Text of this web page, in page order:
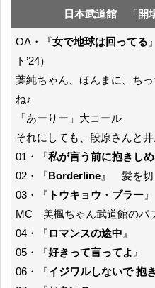
日本武道館 「開
OA・『女で地球は回ってる
ト’24）
葉純ちゃん、ほんまに、ち
ね♪
「あーりー」大コール
それにしても、段原さんと
01・『私が言う前に抱きし
02・『Borderline』 髪を切
03・『 トウキョウ・ブラー』
MC 美楓ちゃん武道館のパ
04・『ロマンスの途中』
05・『好きって言ってよ 』
06・『イジワルしないで 抱